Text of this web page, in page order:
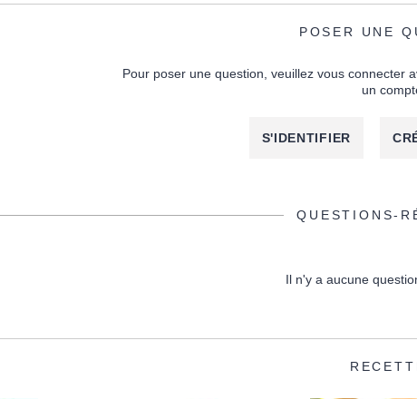
POSER UNE
Pour poser une question, veuillez vous connecter
un
S'IDENTIFIER
QUESTIONS-
Il n'y a aucune